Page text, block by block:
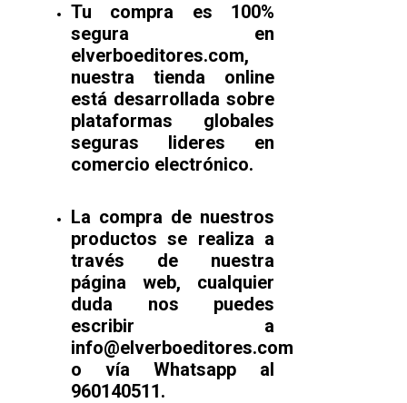
Tu compra es 100%
segura en
elverboeditores.com,
nuestra tienda online
está desarrollada sobre
plataformas globales
seguras lideres en
comercio electrónico.
La compra de nuestros
productos se realiza a
través de nuestra
página web, cualquier
duda nos puedes
escribir a
info@elverboeditores.com
o vía Whatsapp al
960140511.